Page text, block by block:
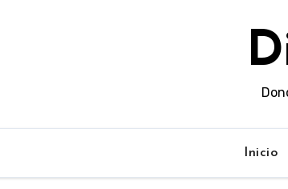
Inicio